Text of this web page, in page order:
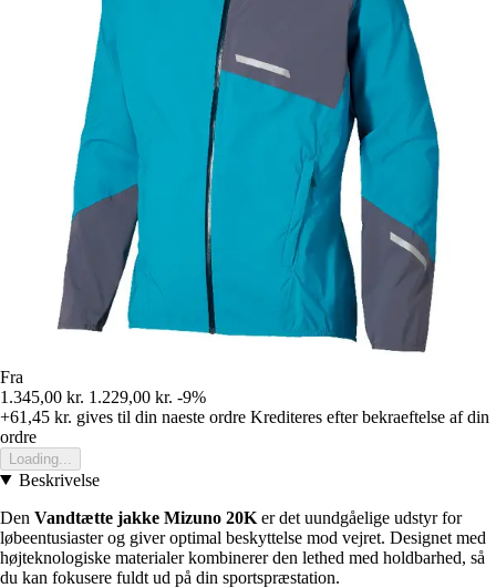
Fra
1.345,00 kr. 1.229,00 kr. -9%
+61,45 kr. gives til din naeste ordre Krediteres efter bekraeftelse af din
ordre
Loading...
Beskrivelse
Den Vandtætte jakke Mizuno 20K er det uundgåelige udstyr for
løbeentusiaster og giver optimal beskyttelse mod vejret. Designet med
højteknologiske materialer kombinerer den lethed med holdbarhed, så
du kan fokusere fuldt ud på din sportspræstation.